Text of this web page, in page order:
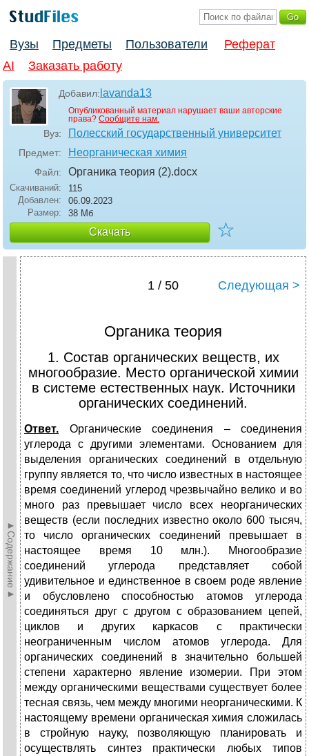
Вузы Предметы Пользователи
Реферат
AI
Заказать работу
Добавил: lavanda13
Опубликованный материал нарушает ваши авторские
права? Сообщите нам.
Вуз: Полесский государственный университет
Предмет: Неорганическая химия
Файл: Органика теория (2).docx
Скачиваний:
115
Добавлен:
06.09.2023
Размер:
38 Мб
Скачать ☆
►Содержание►
1 / 50 Следующая >
Органика теория
1. Состав органических веществ, их
многообразие. Место органической химии
в системе естественных наук. Источники
органических соединений.
Ответ. Органические соединения – соединения
углерода с другими элементами. Основанием для
выделения органических соединений в отдельную
группу является то, что число известных в настоящее
время соединений углерод чрезвычайно велико и во
много раз превышает число всех неорганических
веществ (если последних известно около 600 тысяч,
то число органических соединений превышает в
настоящее время 10 млн.). Многообразие
соединений углерода представляет собой
удивительное и единственное в своем роде явление
и обусловлено способностью атомов углерода
соединяться друг с другом с образованием цепей,
циклов и других каркасов с практически
неограниченным числом атомов углерода. Для
органических соединений в значительно большей
степени характерно явление изомерии. При этом
между органическими веществами существует более
тесная связь, чем между многими неорганическими. К
настоящему времени органическая химия сложилась
в стройную науку, позволяющую планировать и
осуществлять синтез практически любых типов